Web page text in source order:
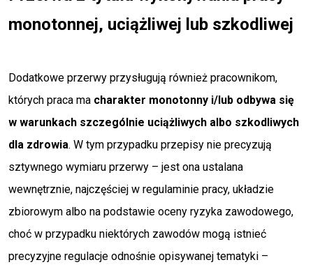
monotonnej, uciążliwej lub szkodliwej
Dodatkowe przerwy przysługują również pracownikom,
których praca ma charakter monotonny i/lub odbywa się
w warunkach szczególnie uciążliwych albo szkodliwych
dla zdrowia. W tym przypadku przepisy nie precyzują
sztywnego wymiaru przerwy – jest ona ustalana
wewnętrznie, najczęściej w regulaminie pracy, układzie
zbiorowym albo na podstawie oceny ryzyka zawodowego,
choć w przypadku niektórych zawodów mogą istnieć
precyzyjne regulacje odnośnie opisywanej tematyki –